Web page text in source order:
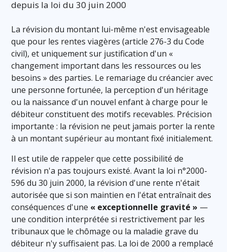
depuis la loi du 30 juin 2000
La révision du montant lui-même n'est envisageable
que pour les rentes viagères (article 276-3 du Code
civil), et uniquement sur justification d'un «
changement important dans les ressources ou les
besoins » des parties. Le remariage du créancier avec
une personne fortunée, la perception d'un héritage
ou la naissance d'un nouvel enfant à charge pour le
débiteur constituent des motifs recevables. Précision
importante : la révision ne peut jamais porter la rente
à un montant supérieur au montant fixé initialement.
Il est utile de rappeler que cette possibilité de
révision n'a pas toujours existé. Avant la loi n°2000-
596 du 30 juin 2000, la révision d'une rente n'était
autorisée que si son maintien en l'état entraînait des
conséquences d'une « exceptionnelle gravité » —
une condition interprétée si restrictivement par les
tribunaux que le chômage ou la maladie grave du
débiteur n'y suffisaient pas. La loi de 2000 a remplacé